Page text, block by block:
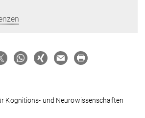
Kognitions- und Neurowissenschaften